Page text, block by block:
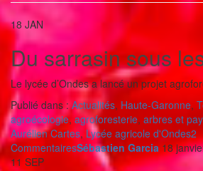
18 JAN
Du sarrasin sous
Le lycée d’Ondes a lancé un projet
Publié dans : Actualités, Haute-Garonne,
agroécologie,agroforesterie, arbres et
Aurélien Cartes, Lycée agricole d'Ondes2
CommentairesSébastien Garcia 18
11 SEP